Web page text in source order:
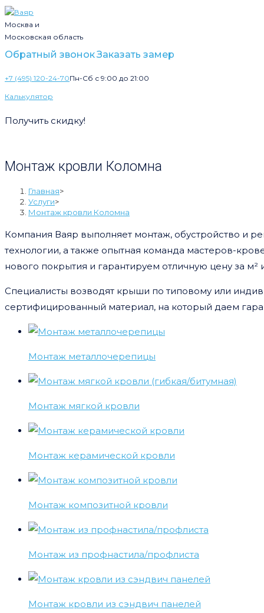
Москва и
Московская область
Обратный звонокЗаказать замер
+7 (495) 120-24-70Пн-Сб с 9:00 до 21:00
Калькулятор
Получить скидку!
Монтаж кровли Коломна
Главная>
Услуги>
Монтаж кровли Коломна
Компания Ваяр выполняет монтаж, обустройство и
технологии, а также опытная команда мастеров-
нового покрытия и гарантируем отличную цену за м²
Специалисты возводят крыши по типовому или
сертифицированный материал, на который даем
Монтаж металлочерепицы
Монтаж мягкой кровли
Монтаж керамической кровли
Монтаж композитной кровли
Монтаж из профнастила/профлиста
Монтаж кровли из сэндвич панелей